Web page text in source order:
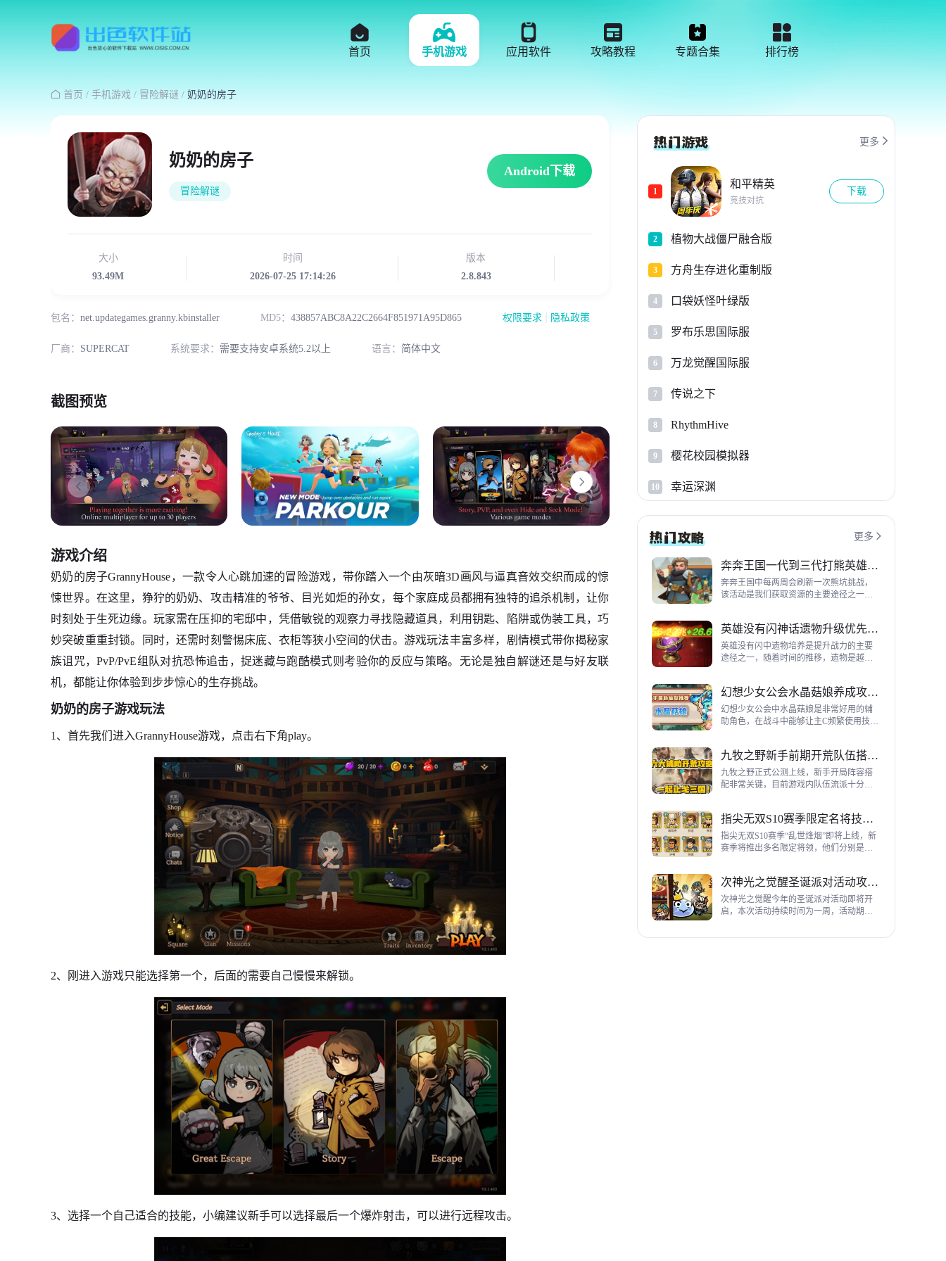
首页 手机游戏 应用软件 攻略教程 专题合集 排行榜
 首页 / 手机游戏 / 冒险解谜 / 奶奶的房子
奶奶的房子
冒险解谜
Android下载
大小
93.49M
时间
2026-07-25 17:14:26
版本
2.8.843
包名： net.updategames.granny.kbinstaller MD5： 438857ABC8A22C2664F851971A95D865 权限要求 隐私政策
厂商： SUPERCAT 系统要求： 需要支持安卓系统5.2以上 语言： 简体中文
截图预览
游戏介绍
奶奶的房子GrannyHouse，一款令人心跳加速的冒险游戏，带你踏入一个由灰暗3D画风与逼真音效交织而成的惊
悚世界。在这里，狰狞的奶奶、攻击精准的爷爷、目光如炬的孙女，每个家庭成员都拥有独特的追杀机制，让你
时刻处于生死边缘。玩家需在压抑的宅邸中，凭借敏锐的观察力寻找隐藏道具，利用钥匙、陷阱或伪装工具，巧
妙突破重重封锁。同时，还需时刻警惕床底、衣柜等狭小空间的伏击。游戏玩法丰富多样，剧情模式带你揭秘家
族诅咒，PvP/PvE组队对抗恐怖追击，捉迷藏与跑酷模式则考验你的反应与策略。无论是独自解谜还是与好友联
机，都能让你体验到步步惊心的生存挑战。
奶奶的房子游戏玩法
1、首先我们进入GrannyHouse游戏，点击右下角play。
2、刚进入游戏只能选择第一个，后面的需要自己慢慢来解锁。
3、选择一个自己适合的技能，小编建议新手可以选择最后一个爆炸射击，可以进行远程攻击。
更多 
1
和平精英
竞技对抗
下载
2 植物大战僵尸融合版
3 方舟生存进化重制版
4 口袋妖怪叶绿版
5 罗布乐思国际服
6 万龙觉醒国际服
7 传说之下
8 RhythmHive
9 樱花校园模拟器
10 幸运深渊
更多 
奔奔王国一代到三代打熊英雄推荐
奔奔王国中每两周会刷新一次熊坑挑战，
该活动是我们获取资源的主要途径之一，
到三代打熊英雄选择建议，各位参考一
下。
英雄没有闪神话遗物升级优先级指南
英雄没有闪中遗物培养是提升战力的主要
途径之一，随着时间的推移，遗物是越来
神话遗物升级优先级建议。
幻想少女公会水晶菇娘养成攻略详解
幻想少女公会中水晶菇娘是非常好用的辅
助角色，在战斗中能够让主C频繁使用技
成全方位指南，大家来看看吧。
九牧之野新手前期开荒队伍搭配指南
九牧之野正式公测上线，新手开局阵容搭
配非常关键，目前游戏内队伍流派十分丰
前期开荒阵容搭配详细攻略。
指尖无双S10赛季限定名将技能一览
指尖无双S10赛季“乱世烽烟”即将上线，新
赛季将推出多名限定将领，他们分别是：
了解一下吧。
次神光之觉醒圣诞派对活动攻略指南
次神光之觉醒今年的圣诞派对活动即将开
启，本次活动持续时间为一周，活动期间
来提升活动等级领取对应奖励，下面为大